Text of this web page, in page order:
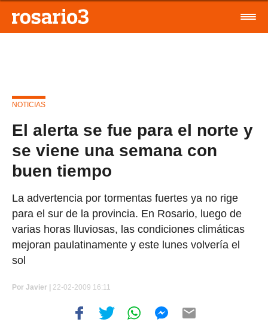
NOTICIAS
El alerta se fue para el norte y
se viene una semana con
buen tiempo
La advertencia por tormentas fuertes ya no rige
para el sur de la provincia. En Rosario, luego de
varias horas lluviosas, las condiciones climáticas
mejoran paulatinamente y este lunes volvería el
sol
Por Javier | 22-02-2009 16:11